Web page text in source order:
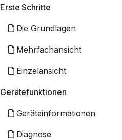
Erste Schritte
Die Grundlagen
Mehrfachansicht
Einzelansicht
Gerätefunktionen
Geräteinformationen
Diagnose